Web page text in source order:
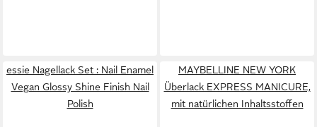
essie Nagellack Set : Nail Enamel
Vegan Glossy Shine Finish Nail
Polish
MAYBELLINE NEW YORK
Überlack EXPRESS MANICURE,
mit natürlichen Inhaltsstoffen